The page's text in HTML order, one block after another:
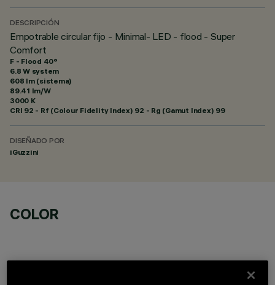
DESCRIPCIÓN
Empotrable circular fijo - Minimal- LED - flood - Super
Comfort
F - Flood 40°
6.8 W system
608 lm (sistema)
89.41 lm/W
3000 K
CRI 92 - Rf (Colour Fidelity Index) 92 - Rg (Gamut Index) 99
DISEÑADO POR
iGuzzini
COLOR